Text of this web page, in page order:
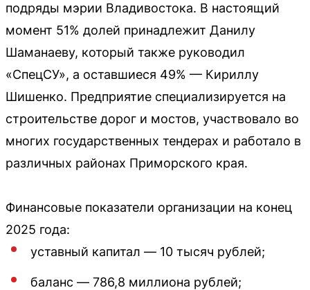
подряды мэрии Владивостока. В настоящий
момент 51% долей принадлежит Данилу
Шаманаеву, который также руководил
«СпецСУ», а оставшиеся 49% — Кириллу
Шишенко. Предприятие специализируется на
строительстве дорог и мостов, участвовало во
многих государственных тендерах и работало в
различных районах Приморского края.
Финансовые показатели организации на конец
2025 года:
уставный капитал — 10 тысяч рублей;
баланс — 786,8 миллиона рублей;